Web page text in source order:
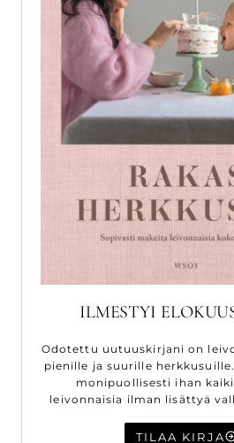
ILMESTYI
Odotettu uutuuskirjani on
pienille ja suurille
monipuollisesti ihan
leivonnaisia ilman lisättyä
TILAA KIRJA